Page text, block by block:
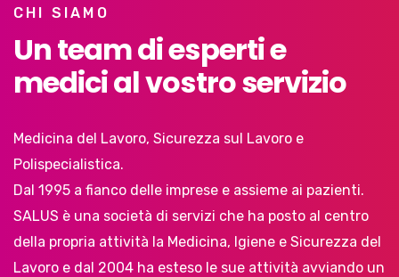
CHI SIAMO
Un team di esperti e
medici al vostro servizio
Medicina del Lavoro, Sicurezza sul Lavoro e
Polispecialistica.
Dal 1995 a fianco delle imprese e assieme ai pazienti.
SALUS è una società di servizi che ha posto al centro
della propria attività la Medicina, Igiene e Sicurezza del
Lavoro e dal 2004 ha esteso le sue attività avviando un